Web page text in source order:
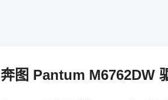
奔图 Pantum M6762DW